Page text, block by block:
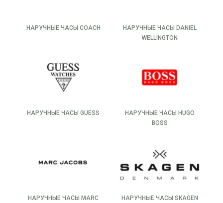
НАРУЧНЫЕ ЧАСЫ COACH
НАРУЧНЫЕ ЧАСЫ DANIEL
WELLINGTON
НАРУЧНЫЕ ЧАСЫ GUESS
НАРУЧНЫЕ ЧАСЫ HUGO
BOSS
НАРУЧНЫЕ ЧАСЫ MARC
НАРУЧНЫЕ ЧАСЫ SKAGEN